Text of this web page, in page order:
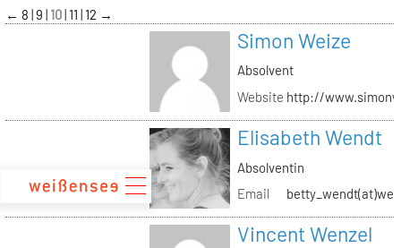
zum
Inhalt
← 8 9 10 11 12 →
Simon Weize
Absolvent
Website http://
Elisabeth Wendt
Absolventin
Email
Vincent Wenzel